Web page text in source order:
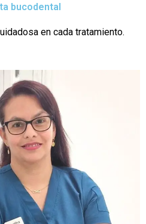
bucodental
en cada tratamiento.